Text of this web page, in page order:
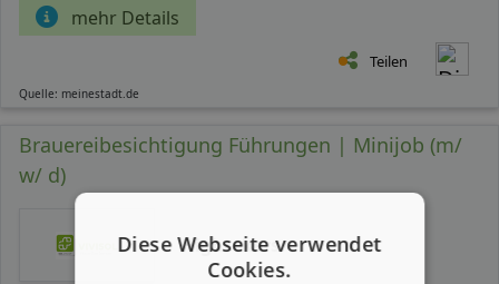
mehr Details
Teilen
Quelle: meinestadt.de
Brauereibesichtigung Führungen | Minijob (m/
w/ d)
Hightekers
Diese Webseite verwendet
Cookies.